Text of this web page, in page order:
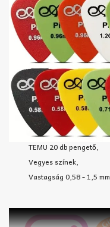
TEMU 20 db pengető,
Vegyes színek,
Vastagság 0,58 - 1,5 mm